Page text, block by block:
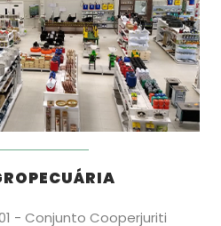
- Conjunto Cooperjuriti